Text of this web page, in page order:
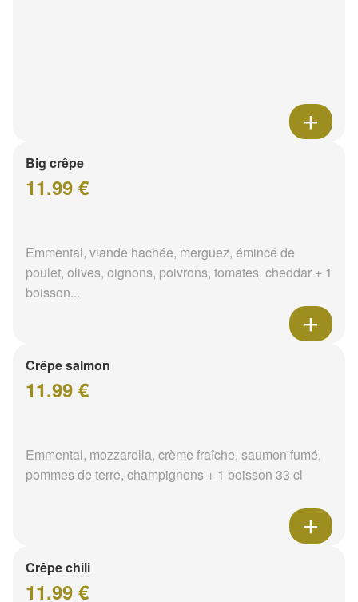
Big crêpe
11.99 €
Emmental, viande hachée, merguez, émincé de
poulet, olives, oignons, poivrons, tomates, cheddar + 1
boisson...
Crêpe salmon
11.99 €
Emmental, mozzarella, crème fraîche, saumon fumé,
pommes de terre, champignons + 1 boisson 33 cl
Crêpe chili
11.99 €